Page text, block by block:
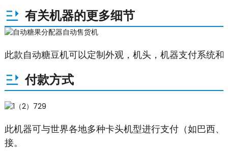
有关机器的更多细节
此款自动糖豆机可以定制外观，机头，机器支付系统
付款方式
此机器可与世界各地多种卡头机型进行支付（如巴西
接。